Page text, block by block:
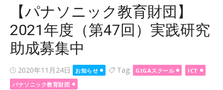
【パナソニック教育財団】
2021年度（第47回）実践研究
助成募集中
Posted
on
2020年11月24日 お知らせ Tag: GIGAスクール
ICT
パナソニック教育財団